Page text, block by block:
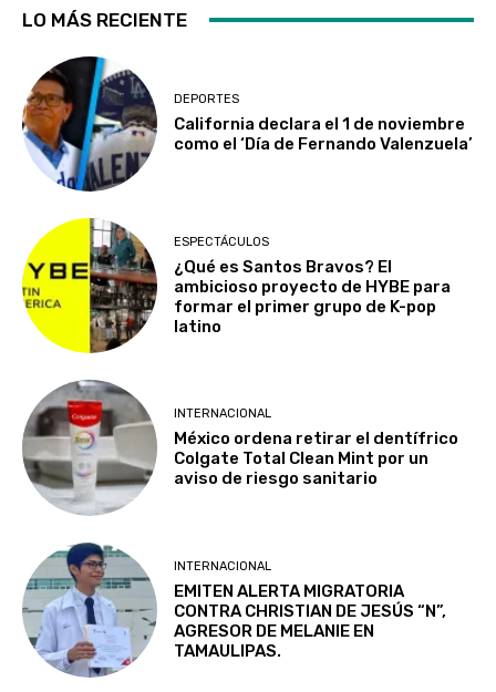
LO MÁS RECIENTE
DEPORTES
California declara el 1 de noviembre
como el ‘Día de Fernando Valenzuela’
ESPECTÁCULOS
¿Qué es Santos Bravos? El
ambicioso proyecto de HYBE para
formar el primer grupo de K-pop
latino
INTERNACIONAL
México ordena retirar el dentífrico
Colgate Total Clean Mint por un
aviso de riesgo sanitario
INTERNACIONAL
EMITEN ALERTA MIGRATORIA
CONTRA CHRISTIAN DE JESÚS “N”,
AGRESOR DE MELANIE EN
TAMAULIPAS.